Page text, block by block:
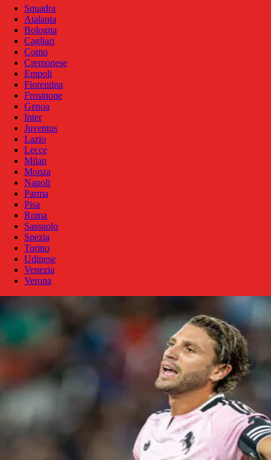
Squadra
Atalanta
Bologna
Cagliari
Como
Cremonese
Empoli
Fiorentina
Frosinone
Genoa
Inter
Juventus
Lazio
Lecce
Milan
Monza
Napoli
Parma
Pisa
Roma
Sassuolo
Spezia
Torino
Udinese
Venezia
Verona